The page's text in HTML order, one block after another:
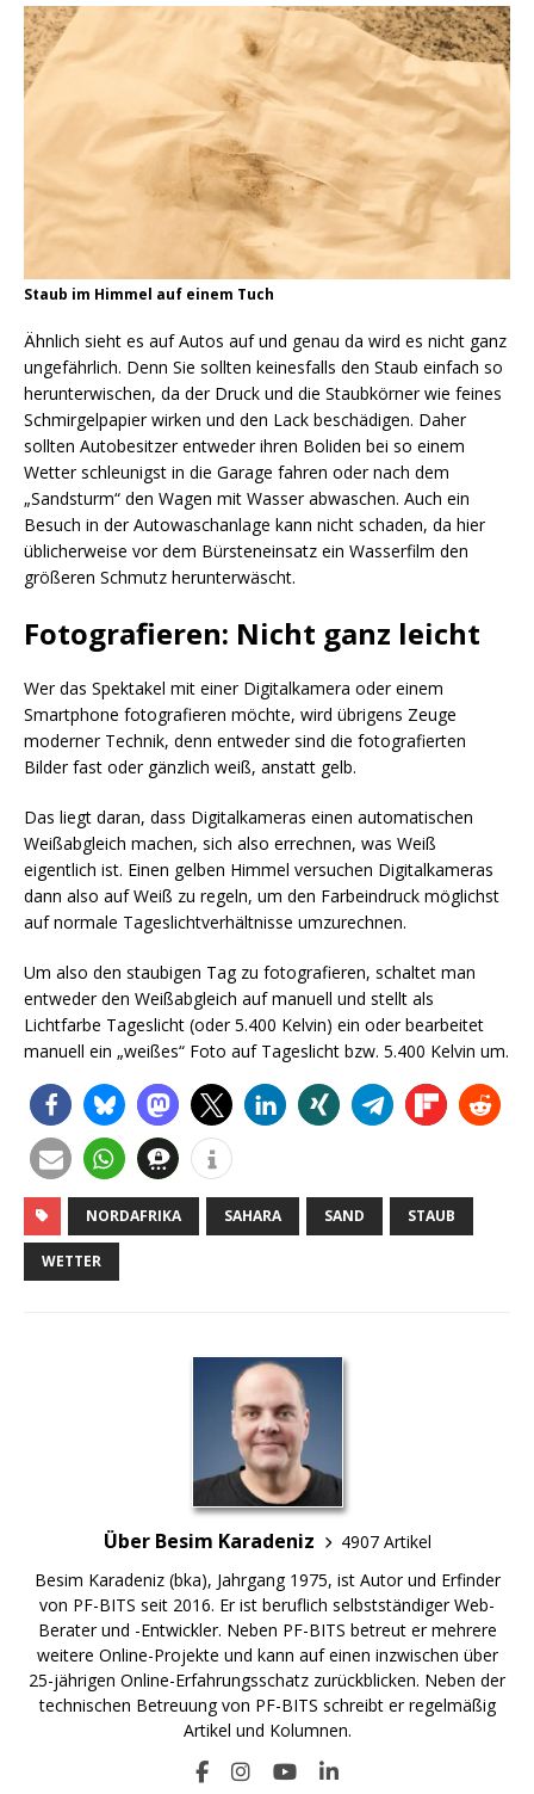
Staub im Himmel auf einem Tuch
Ähnlich sieht es auf Autos auf und genau da wird es nicht ganz
ungefährlich. Denn Sie sollten keinesfalls den Staub einfach so
herunterwischen, da der Druck und die Staubkörner wie feines
Schmirgelpapier wirken und den Lack beschädigen. Daher
sollten Autobesitzer entweder ihren Boliden bei so einem
Wetter schleunigst in die Garage fahren oder nach dem
„Sandsturm“ den Wagen mit Wasser abwaschen. Auch ein
Besuch in der Autowaschanlage kann nicht schaden, da hier
üblicherweise vor dem Bürsteneinsatz ein Wasserfilm den
größeren Schmutz herunterwäscht.
Fotografieren: Nicht ganz leicht
Wer das Spektakel mit einer Digitalkamera oder einem
Smartphone fotografieren möchte, wird übrigens Zeuge
moderner Technik, denn entweder sind die fotografierten
Bilder fast oder gänzlich weiß, anstatt gelb.
Das liegt daran, dass Digitalkameras einen automatischen
Weißabgleich machen, sich also errechnen, was Weiß
eigentlich ist. Einen gelben Himmel versuchen Digitalkameras
dann also auf Weiß zu regeln, um den Farbeindruck möglichst
auf normale Tageslichtverhältnisse umzurechnen.
Um also den staubigen Tag zu fotografieren, schaltet man
entweder den Weißabgleich auf manuell und stellt als
Lichtfarbe Tageslicht (oder 5.400 Kelvin) ein oder bearbeitet
manuell ein „weißes“ Foto auf Tageslicht bzw. 5.400 Kelvin um.
NORDAFRIKA SAHARA SAND STAUB
WETTER
Über Besim Karadeniz
4907 Artikel
Besim Karadeniz (bka), Jahrgang 1975, ist Autor und Erfinder
von PF-BITS seit 2016. Er ist beruflich selbstständiger Web-
Berater und -Entwickler. Neben PF-BITS betreut er mehrere
weitere Online-Projekte und kann auf einen inzwischen über
25-jährigen Online-Erfahrungsschatz zurückblicken. Neben der
technischen Betreuung von PF-BITS schreibt er regelmäßig
Artikel und Kolumnen.